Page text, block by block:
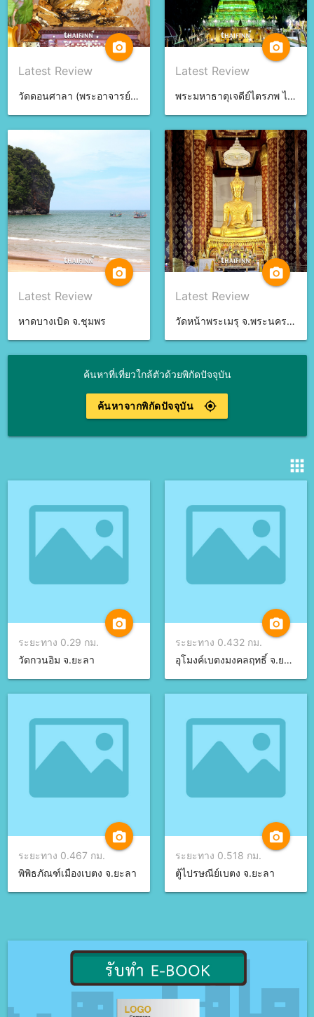
camera_alt
Latest Review
วัดดอนศาลา (พระอาจารย์นำ) จ.พัทลุง
camera_alt
Latest Review
พระมหาธาตุเจดีย์ไตรภพ ไตรมงคล จ.สงขลา
camera_alt
Latest Review
หาดบางเบิด จ.ชุมพร
camera_alt
Latest Review
วัดหน้าพระเมรุ จ.พระนครศรีอยุธยา
ค้นหาที่เที่ยวใกล้ตัวด้วยพิกัดปัจจุบัน
gps_fixed
ค้นหาจากพิกัดปัจจุบัน
apps
camera_alt
ระยะทาง 0.29 กม.
วัดกวนอิม จ.ยะลา
camera_alt
ระยะทาง 0.432 กม.
อุโมงค์เบตงมงคลฤทธิ์ จ.ยะลา
camera_alt
ระยะทาง 0.467 กม.
พิพิธภัณฑ์เมืองเบตง จ.ยะลา
camera_alt
ระยะทาง 0.518 กม.
ตู้ไปรษณีย์เบตง จ.ยะลา